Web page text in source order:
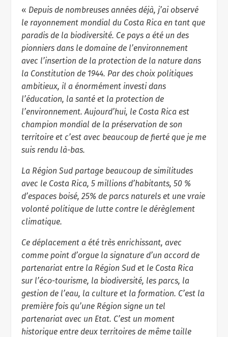
« Depuis de nombreuses années déjà, j’ai observé
le rayonnement mondial du Costa Rica en tant que
paradis de la biodiversité. Ce pays a été un des
pionniers dans le domaine de l’environnement
avec l’insertion de la protection de la nature dans
la Constitution de 1944. Par des choix politiques
ambitieux, il a énormément investi dans
l’éducation, la santé et la protection de
l’environnement. Aujourd’hui, le Costa Rica est
champion mondial de la préservation de son
territoire et c’est avec beaucoup de fierté que je me
suis rendu là-bas.
La Région Sud partage beaucoup de similitudes
avec le Costa Rica, 5 millions d’habitants, 50 %
d’espaces boisé, 25% de parcs naturels et une vraie
volonté politique de lutte contre le dérèglement
climatique.
Ce déplacement a été très enrichissant, avec
comme point d’orgue la signature d’un accord de
partenariat entre la Région Sud et le Costa Rica
sur l’éco-tourisme, la biodiversité, les parcs, la
gestion de l’eau, la culture et la formation. C’est la
première fois qu’une Région signe un tel
partenariat avec un Etat. C’est un moment
historique entre deux territoires de même taille